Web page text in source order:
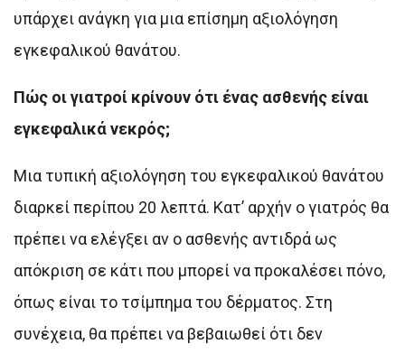
υπάρχει ανάγκη για μια επίσημη αξιολόγηση
εγκεφαλικού θανάτου.
Πώς οι γιατροί κρίνουν ότι ένας ασθενής είναι
εγκεφαλικά νεκρός;
Μια τυπική αξιολόγηση του εγκεφαλικού θανάτου
διαρκεί περίπου 20 λεπτά. Κατ’ αρχήν ο γιατρός θα
πρέπει να ελέγξει αν ο ασθενής αντιδρά ως
απόκριση σε κάτι που μπορεί να προκαλέσει πόνο,
όπως είναι το τσίμπημα του δέρματος. Στη
συνέχεια, θα πρέπει να βεβαιωθεί ότι δεν